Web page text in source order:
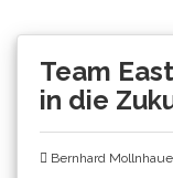
Team
in die
Bernhard